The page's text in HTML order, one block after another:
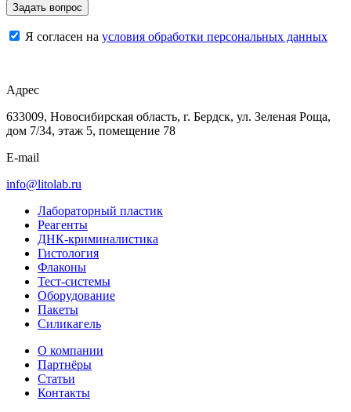
Я согласен на условия обработки персональных данных
Адрес
633009, Новосибирская область, г. Бердск, ул. Зеленая Роща,
дом 7/34, этаж 5, помещение 78
E-mail
info@litolab.ru
Лабораторный пластик
Реагенты
ДНК-криминалистика
Гистология
Флаконы
Тест-системы
Оборудование
Пакеты
Силикагель
О компании
Партнёры
Статьи
Контакты